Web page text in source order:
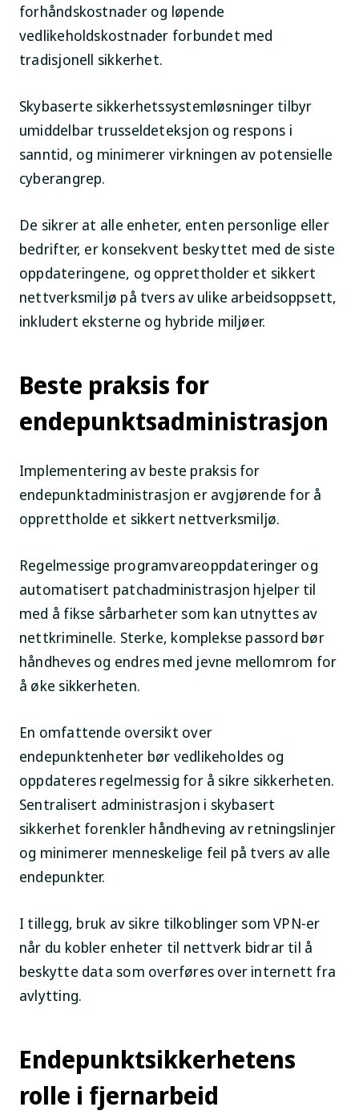
forhåndskostnader og løpende
vedlikeholdskostnader forbundet med
tradisjonell sikkerhet.
Skybaserte sikkerhetssystemløsninger tilbyr
umiddelbar trusseldeteksjon og respons i
sanntid, og minimerer virkningen av potensielle
cyberangrep.
De sikrer at alle enheter, enten personlige eller
bedrifter, er konsekvent beskyttet med de siste
oppdateringene, og opprettholder et sikkert
nettverksmiljø på tvers av ulike arbeidsoppsett,
inkludert eksterne og hybride miljøer.
Beste praksis for
endepunktsadministrasjon
Implementering av beste praksis for
endepunktadministrasjon er avgjørende for å
opprettholde et sikkert nettverksmiljø.
Regelmessige programvareoppdateringer og
automatisert patchadministrasjon hjelper til
med å fikse sårbarheter som kan utnyttes av
nettkriminelle. Sterke, komplekse passord bør
håndheves og endres med jevne mellomrom for
å øke sikkerheten.
En omfattende oversikt over
endepunktenheter bør vedlikeholdes og
oppdateres regelmessig for å sikre sikkerheten.
Sentralisert administrasjon i skybasert
sikkerhet forenkler håndheving av retningslinjer
og minimerer menneskelige feil på tvers av alle
endepunkter.
I tillegg, bruk av sikre tilkoblinger som VPN-er
når du kobler enheter til nettverk bidrar til å
beskytte data som overføres over internett fra
avlytting.
Endepunktsikkerhetens
rolle i fjernarbeid